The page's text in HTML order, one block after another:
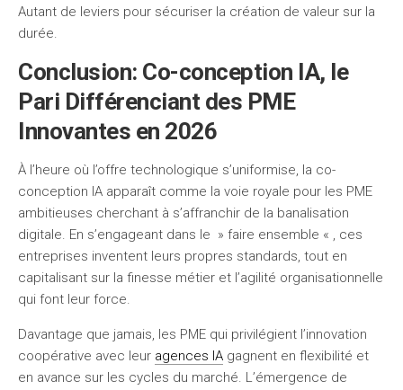
Autant de leviers pour sécuriser la création de valeur sur la
durée.
Conclusion: Co-conception IA, le
Pari Différenciant des PME
Innovantes en 2026
À l’heure où l’offre technologique s’uniformise, la co-
conception IA apparaît comme la voie royale pour les PME
ambitieuses cherchant à s’affranchir de la banalisation
digitale. En s’engageant dans le » faire ensemble « , ces
entreprises inventent leurs propres standards, tout en
capitalisant sur la finesse métier et l’agilité organisationnelle
qui font leur force.
Davantage que jamais, les PME qui privilégient l’innovation
coopérative avec leur agences IA gagnent en flexibilité et
en avance sur les cycles du marché. L’émergence de